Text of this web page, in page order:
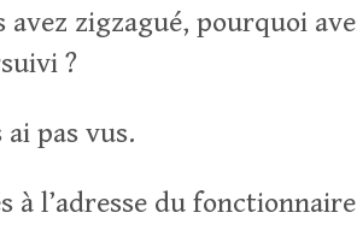
zigzagué, pourquoi
?
pas vus.
à l’adresse du